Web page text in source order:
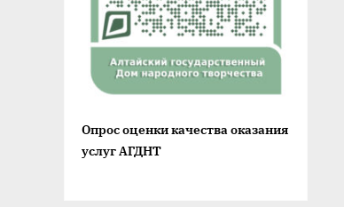
Опрос оценки качества оказания
услуг АГДНТ